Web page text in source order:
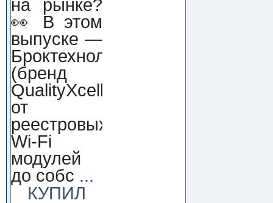
на рынке?
👀 В этом
выпуске —
Броктехнолоджи
(бренд
QualityXcellence):
от
реестровых
Wi-Fi
модулей
до собс ...
КУПИЛ